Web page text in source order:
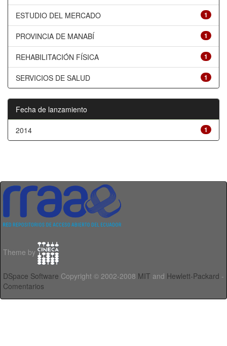
1
ESTUDIO DEL MERCADO
1
PROVINCIA DE MANABÍ
1
REHABILITACIÓN FÍSICA
1
SERVICIOS DE SALUD
Fecha de lanzamiento
1
2014
Theme by
DSpace Software Copyright © 2002-2008 MIT and Hewlett-Packard -
Comentarios